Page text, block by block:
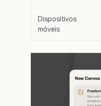
Dispositivos
móveis